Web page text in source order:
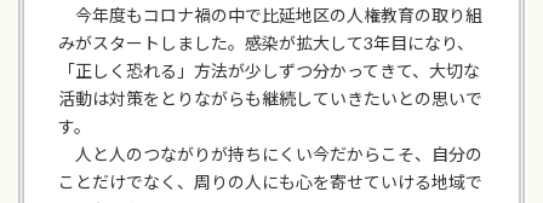
今年度もコロナ禍の中で比延地区の人権教育の取り組
みがスタートしました。感染が拡大して3年目になり、
「正しく恐れる」方法が少しずつ分かってきて、大切な
活動は対策をとりながらも継続していきたいとの思いで
す。
人と人のつながりが持ちにくい今だからこそ、自分の
ことだけでなく、周りの人にも心を寄せていける地域で